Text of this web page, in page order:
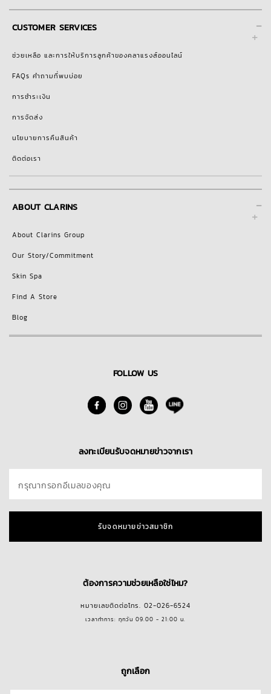
-
CUSTOMER SERVICES
ช่วยเหลือ และการให้บริการลูกค้าของคลาแรงส์ออนไลน์
FAQs คำถามที่พบบ่อย
การชำระเงิน
การจัดส่ง
นโยบายการคืนสินค้า
ติดต่อเรา
-
ABOUT CLARINS
About Clarins Group
Our Story/Commitment
Skin Spa
Find A Store
Blog
FOLLOW US
ลงทะเบียนรับจดหมายข่าวจากเรา
กรุณากรอกอีเมลของคุณ
รับจดหมายข่าวสมาชิก
ต้องการความช่วยเหลือใช่ไหม?
หมายเลขติดต่อโทร. 02-026-6524
เวลาทำการ: ทุกวัน 09.00 - 21:00 น.
ถูกเลือก